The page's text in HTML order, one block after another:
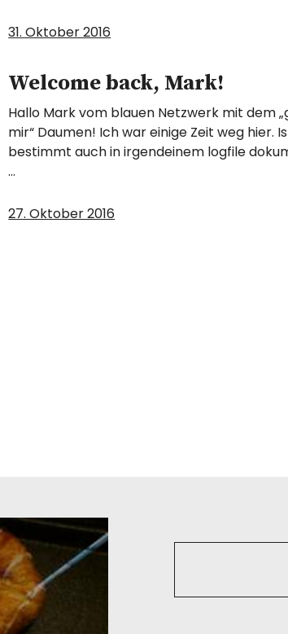
31. Oktober 2016
Welcome back, Mark!
Hallo Mark vom blauen Netzwerk mit dem
mir“ Daumen! Ich war einige Zeit weg hier.
bestimmt auch in irgendeinem logfile
…
27. Oktober 2016